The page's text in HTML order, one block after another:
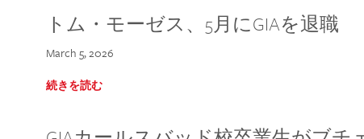
トム・モーゼス、5月にGIAを退職
March 5, 2026
続きを読む